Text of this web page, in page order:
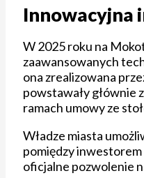
Innowacyjna
W 2025 roku na
zaawansowanych
ona zrealizowana
powstawały głównie
ramach umowy ze
Władze miasta
pomiędzy inwestorem
oficjalne pozwolenie